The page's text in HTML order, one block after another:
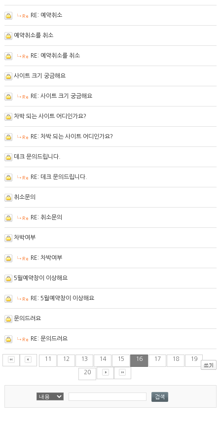
RE: 예약취소
예약취소를 취소
RE: 예약취소를 취소
사이트 크기 궁금해요
RE: 사이트 크기 궁금해요
차박 되는 사이트 어디인가요?
RE: 차박 되는 사이트 어디인가요?
데크 문의드립니다.
RE: 데크 문의드립니다.
취소문의
RE: 취소문의
차박여부
RE: 차박여부
5월예약창이 이상해요
RE: 5월예약창이 이상해요
문의드려요
RE: 문의드려요
11 12 13 14 15 16 17 18 19
20